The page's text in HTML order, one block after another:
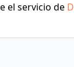
el servicio de